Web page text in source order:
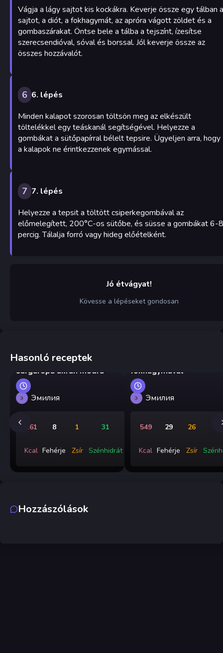
Vágja a lágy sajtot kis kockákra. Keverje össze egy tálban a
sajtot, a diót, a fokhagymát, az apróra vágott zöldet és a
gombaszárakat. Öntse bele a tálba a tejszínt, ízesítse
szerecsendióval, sóval és borssal. Jól keverje össze az
összes hozzávalót.
6 6. lépés
Minden kalapot szorosan töltsön meg az elkészült
töltelékkel egy teáskanál segítségével. Helyezze a
gombákat a sütőpapírral bélelt tepsire. Ügyeljen arra, hogy
a kalapok ne érintkezzenek egymással.
7 7. lépés
Helyezze a tepsit a töltött csiperkegombával az
előmelegített, 200°C-os sütőbe, és süsse a gombákat 6-8
percig. Tálalja forró vagy hideg előételként.
Jó étvágyat!
Kövesse a lépéseket gondosan
Hasonló receptek
Kovászos uborka és
sárgarépa ukrán módra
Э Эмилия
161
Kcal
8
Fehérje
1
Zsír
31
Szénhidrát
fokhagymával
Э Эмилия
549
Kcal
29
Fehérje
26
Zsír
Hozzászólások